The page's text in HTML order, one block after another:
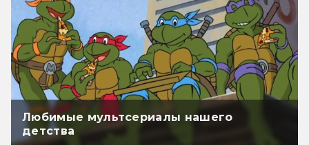
Любимые мультсериалы нашего
детства